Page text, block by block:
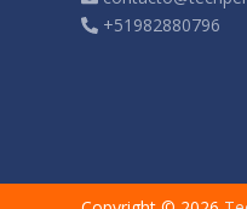
+51982880796